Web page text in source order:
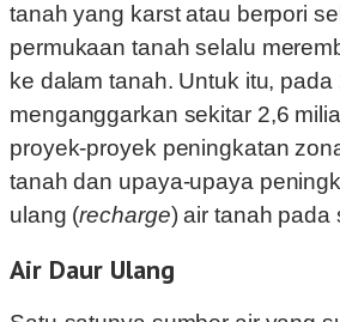
tanah yang karst atau berpori
permukaan tanah selalu
ke dalam tanah. Untuk itu,
menganggarkan sekitar 2,6
proyek-proyek peningkatan
tanah dan upaya-upaya
ulang (recharge) air tanah
Air Daur Ulang